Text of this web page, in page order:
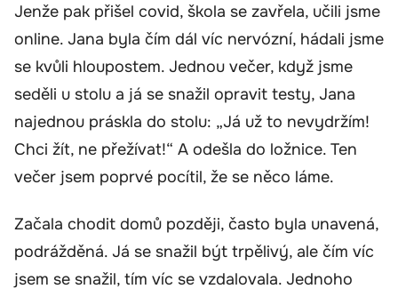
Jenže pak přišel covid, škola se zavřela, učili jsme
online. Jana byla čím dál víc nervózní, hádali jsme
se kvůli hloupostem. Jednou večer, když jsme
seděli u stolu a já se snažil opravit testy, Jana
najednou práskla do stolu: „Já už to nevydržím!
Chci žít, ne přežívat!“ A odešla do ložnice. Ten
večer jsem poprvé pocítil, že se něco láme.
Začala chodit domů později, často byla unavená,
podrážděná. Já se snažil být trpělivý, ale čím víc
jsem se snažil, tím víc se vzdalovala. Jednoho